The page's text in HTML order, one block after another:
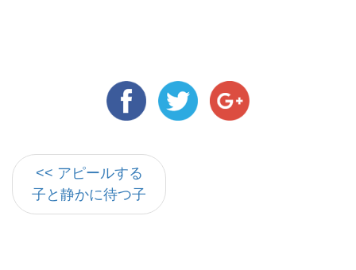
<< アピールする
子と静かに待つ子